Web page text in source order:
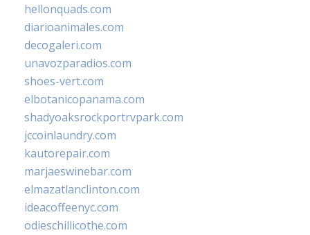
hellonquads.com
diarioanimales.com
decogaleri.com
unavozparadios.com
shoes-vert.com
elbotanicopanama.com
shadyoaksrockportrvpark.com
jccoinlaundry.com
kautorepair.com
marjaeswinebar.com
elmazatlanclinton.com
ideacoffeenyc.com
odieschillicothe.com